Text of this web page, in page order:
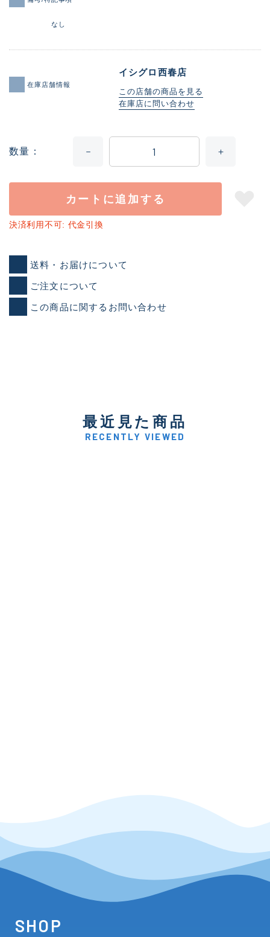
なし
在庫店舗情報
イシグロ西春店
この店舗の商品を見る
在庫店に問い合わせ
数量
カートに追加する
決済利用不可: 代金引換
送料・お届けについて
ご注文について
この商品に関するお問い合わせ
最近見た商品
RECENTLY VIEWED
SHOP